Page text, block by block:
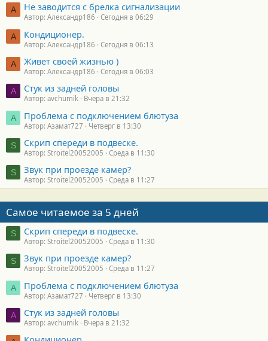
А Не заводится с брелка сигнализации
Автор: Александр186 Сегодня в 06:29
А Кондиционер.
Автор: Александр186 Сегодня в 06:13
А Живет своей жизнью )
Автор: Александр186 Сегодня в 06:03
A Стук из задней головы
Автор: avchumik Вчера в 21:32
А Проблема с подключением блютуза
Автор: Азамат727 Четверг в 13:30
S Скрип спереди в подвеске.
Автор: Stroitel20052005 Среда в 11:30
S Звук при проезде камер?
Автор: Stroitel20052005 Среда в 11:27
Самое читаемое за 5 дней
S Скрип спереди в подвеске.
Автор: Stroitel20052005 Среда в 11:30
S Звук при проезде камер?
Автор: Stroitel20052005 Среда в 11:27
А Проблема с подключением блютуза
Автор: Азамат727 Четверг в 13:30
A Стук из задней головы
Автор: avchumik Вчера в 21:32